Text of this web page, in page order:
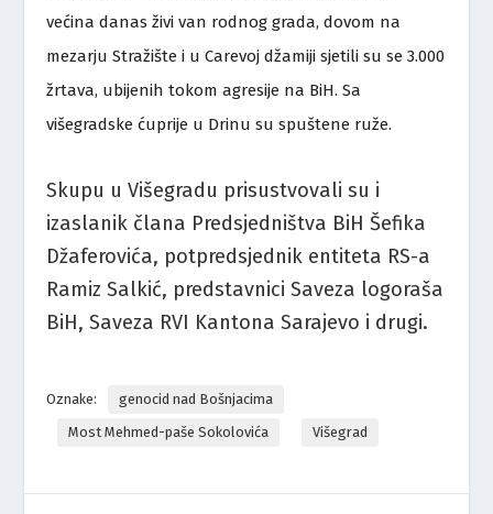
većina danas živi van rodnog grada, dovom na
mezarju Stražište i u Carevoj džamiji sjetili su se 3.000
žrtava, ubijenih tokom agresije na BiH. Sa
višegradske ćuprije u Drinu su spuštene ruže.
Skupu u Višegradu prisustvovali su i
izaslanik člana Predsjedništva BiH Šefika
Džaferovića, potpredsjednik entiteta RS-a
Ramiz Salkić, predstavnici Saveza logoraša
BiH, Saveza RVI Kantona Sarajevo i drugi.
Oznake:
genocid nad Bošnjacima
Most Mehmed-paše Sokolovića
Višegrad